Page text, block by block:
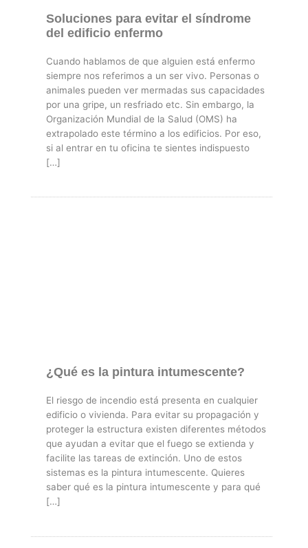
Soluciones para evitar el síndrome
del edificio enfermo
Cuando hablamos de que alguien está enfermo
siempre nos referimos a un ser vivo. Personas o
animales pueden ver mermadas sus capacidades
por una gripe, un resfriado etc. Sin embargo, la
Organización Mundial de la Salud (OMS) ha
extrapolado este término a los edificios. Por eso,
si al entrar en tu oficina te sientes indispuesto
[…]
¿Qué es la pintura intumescente?
El riesgo de incendio está presenta en cualquier
edificio o vivienda. Para evitar su propagación y
proteger la estructura existen diferentes métodos
que ayudan a evitar que el fuego se extienda y
facilite las tareas de extinción. Uno de estos
sistemas es la pintura intumescente. Quieres
saber qué es la pintura intumescente y para qué
[…]